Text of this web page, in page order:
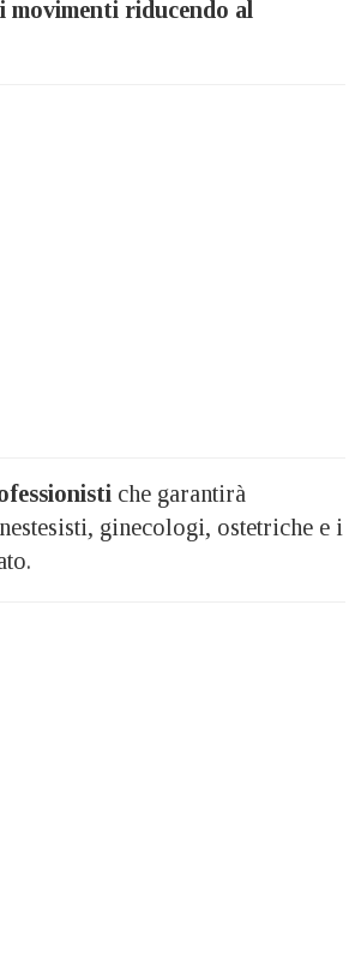
movimenti riducendo al
che garantirà
ginecologi, ostetriche e i